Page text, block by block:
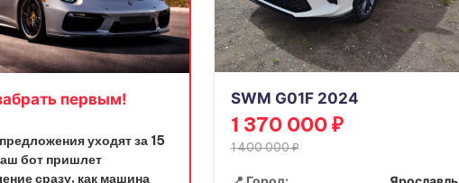
первым!
уходят за 15
бот пришлет
сразу, как машина
SWM G01F 2024
1 370 000 ₽
1 400 000 ₽